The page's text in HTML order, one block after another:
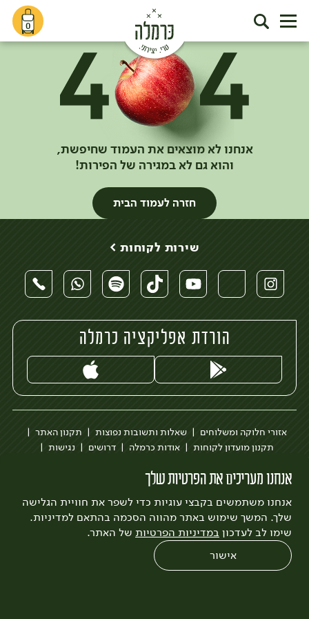
0
אנחנו לא מוצאים את העמוד שחיפשת,
והוא גם לא במגירה של הפירות!
חזרה לעמוד הבית
אנחנו מעריכים את הפרטיות שלך
אנחנו משתמשים בקבצי עוגיות כדי לשפר את חוויית הגלישה
שלך. המשך שימוש באתר מהווה הסכמה בהתאם למדיניות.
שימו לב לעדכון במדיניות הפרטיות של האתר.
אישור
שירות לקוחות >
הורדת אפליקציה כרמלה
אזורי חלוקה ומשלוחים שאלות ותשובות נפוצות
תקנון האתר
תקנון מועדון לקוחות
אודות כרמלה דרושים
נגישות
לצפייה בעדכון מדיניות פרטיות
עיצוב:3bears פיתוח:Quatro